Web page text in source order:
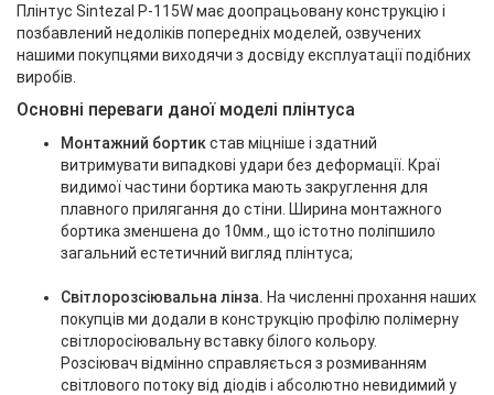
Плінтус Sintezal Р-115Wмає доопрацьовану конструкцію і
позбавлений недоліків попередніх моделей, озвучених
нашими покупцями виходячи з досвіду експлуатації подібних
виробів.
Основні переваги даної моделі плінтуса
Монтажний бортикстав міцніше і здатний
витримувати випадкові удари без деформації. Краї
видимої частини бортика мають закруглення для
плавного прилягання до стіни. Ширина монтажного
бортика зменшена до 10мм., що істотно поліпшило
загальний естетичний вигляд плінтуса;
Світлорозсіювальна лінза. На численні прохання наших
покупців ми додали в конструкцію профілю полімерну
світлоросіювальну вставку білого кольору.
Розсіювач відмінно справляється з розмиванням
світлового потоку від діодів і абсолютно невидимий у